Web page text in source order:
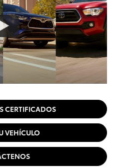
CERTIFICADOS
VEHÍCULO